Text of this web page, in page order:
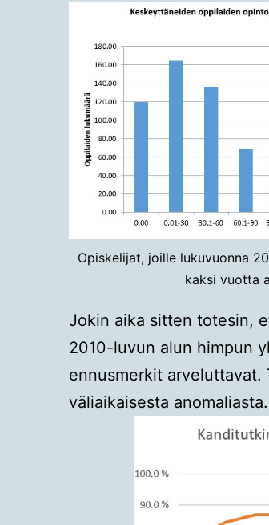
Opiskelijat, joille lukuvuonna
kaksi vuotta
Jokin aika sitten totesin,
2010-luvun alun himpun
ennusmerkit arveluttavat.
väliaikaisesta anomaliasta.